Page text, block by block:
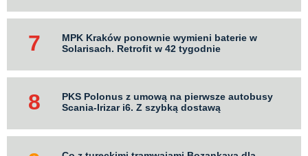
MPK Kraków ponownie wymieni baterie w
Solarisach. Retrofit w 42 tygodnie
PKS Polonus z umową na pierwsze autobusy
Scania-Irizar i6. Z szybką dostawą